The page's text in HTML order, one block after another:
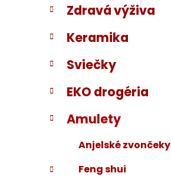
a
n
e
l
i
Zdravá výživa
Keramika
Sviečky
EKO drogéria
Amulety
Anjelské zvončeky
Feng shui